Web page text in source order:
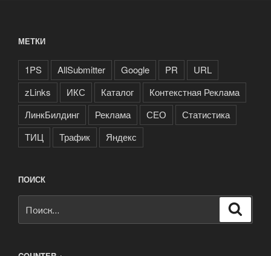
МЕТКИ
1PS AllSubmitter Google PR
URL
zLinks
ИКС Каталог
Контекстная Реклама
ЛинкБилдинг
Реклама СЕО
Статистика
ТИЦ
Трафик Яндекс
ПОИСК